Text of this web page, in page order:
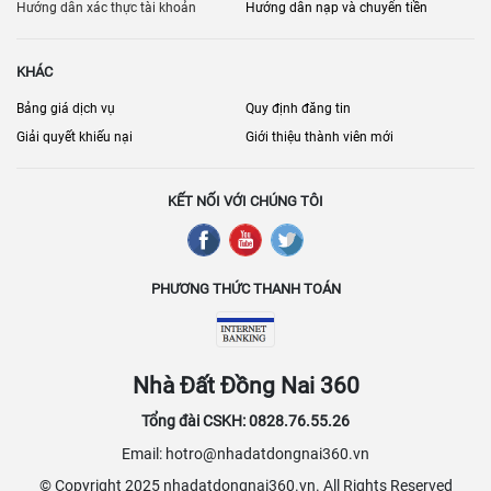
phát triển mạnh mẽ với sự xuất hiện của nhiều dự án mới, mang lại
cao chất lượng và cập nhật các tiện ích mới để đáp ứng tốt hơn các
được xem là điểm đến hấp dẫn cho các hoạt động sản xuất và kinh
doanh trong khu vực phía Nam.
Hướng dẫn xác thực tài khoản
Hướng dẫn nạp và chuyển tiền
KHÁC
Bảng giá dịch vụ
Quy định đăng tin
Giải quyết khiếu nại
Giới thiệu thành viên mới
KẾT NỐI VỚI CHÚNG TÔI
PHƯƠNG THỨC THANH TOÁN
Nhà Đất Đồng Nai 360
Tổng đài CSKH: 0828.76.55.26
Email: hotro@nhadatdongnai360.vn
© Copyright 2025 nhadatdongnai360.vn. All Rights Reserved